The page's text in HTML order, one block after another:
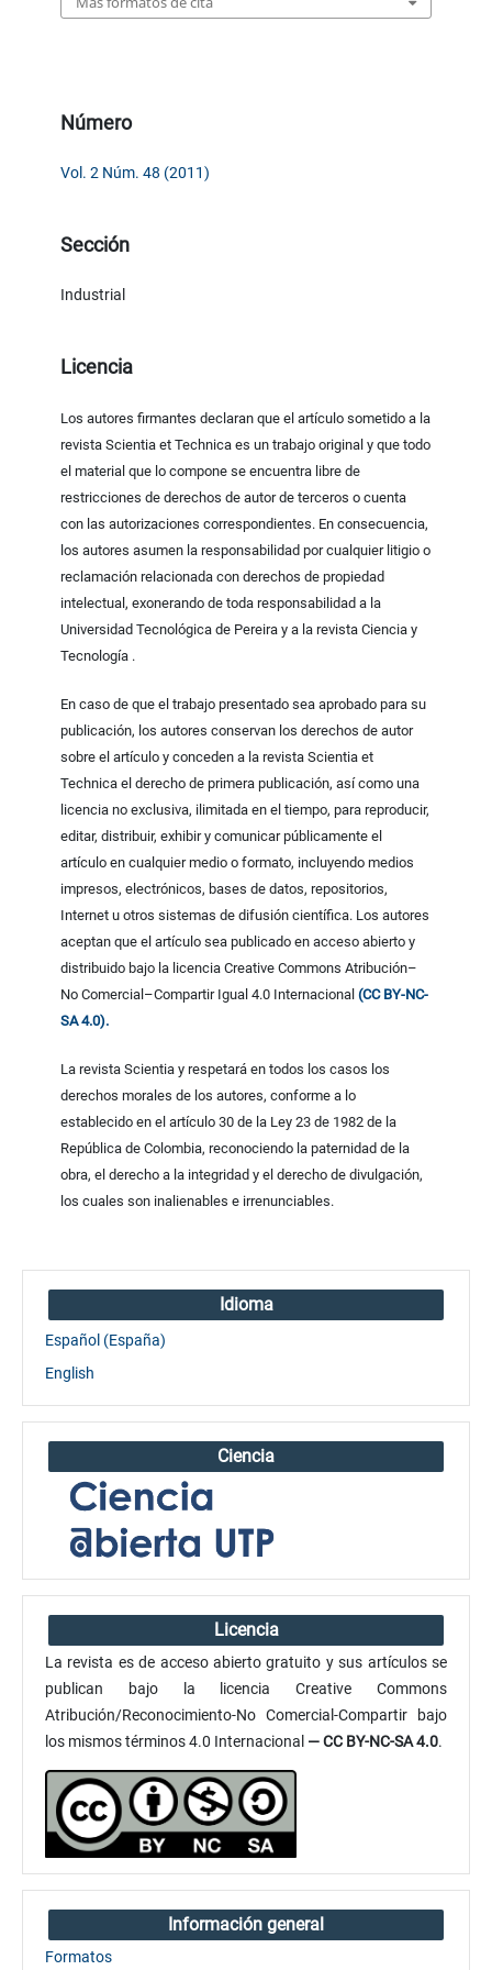
Número
Vol. 2 Núm. 48 (2011)
Sección
Industrial
Licencia
Los autores firmantes declaran que el artículo sometido a la
revista Scientia et Technica es un trabajo original y que todo
el material que lo compone se encuentra libre de
restricciones de derechos de autor de terceros o cuenta
con las autorizaciones correspondientes. En consecuencia,
los autores asumen la responsabilidad por cualquier litigio o
reclamación relacionada con derechos de propiedad
intelectual, exonerando de toda responsabilidad a la
Universidad Tecnológica de Pereira y a la revista Ciencia y
Tecnología .
En caso de que el trabajo presentado sea aprobado para su
publicación, los autores conservan los derechos de autor
sobre el artículo y conceden a la revista Scientia et
Technica el derecho de primera publicación, así como una
licencia no exclusiva, ilimitada en el tiempo, para reproducir,
editar, distribuir, exhibir y comunicar públicamente el
artículo en cualquier medio o formato, incluyendo medios
impresos, electrónicos, bases de datos, repositorios,
Internet u otros sistemas de difusión científica. Los autores
aceptan que el artículo sea publicado en acceso abierto y
distribuido bajo la licencia Creative Commons Atribución–
No Comercial–Compartir Igual 4.0 Internacional(CC BY-NC-
SA 4.0).
La revista Scientia y respetará en todos los casos los
derechos morales de los autores, conforme a lo
establecido en el artículo 30 de la Ley 23 de 1982 de la
República de Colombia, reconociendo la paternidad de la
obra, el derecho a la integridad y el derecho de divulgación,
los cuales son inalienables e irrenunciables.
Idioma
Español (España)
English
Ciencia
Licencia
La revista es de acceso abierto gratuito y sus artículos se
publican bajo la licencia Creative Commons
Atribución/Reconocimiento-No Comercial-Compartir bajo
los mismos términos 4.0 Internacional — CC BY-NC-SA 4.0.
Información general
Formatos